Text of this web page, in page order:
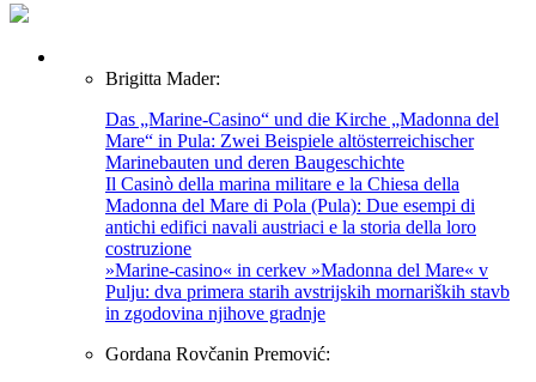
Brigitta Mader:
Das „Marine-Casino“ und die Kirche „Madonna del
Mare“ in Pula: Zwei Beispiele altösterreichischer
Marinebauten und deren Baugeschichte
Il Casinò della marina militare e la Chiesa della
Madonna del Mare di Pola (Pula): Due esempi di
antichi edifici navali austriaci e la storia della loro
costruzione
»Marine-casino« in cerkev »Madonna del Mare« v
Pulju: dva primera starih avstrijskih mornariških stavb
in zgodovina njihove gradnje
Gordana Rovčanin Premović: